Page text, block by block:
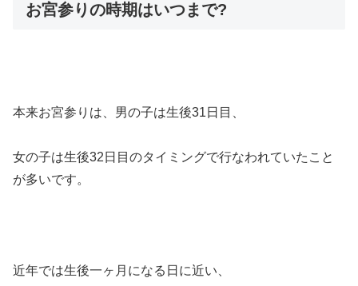
お宮参りの時期はいつまで?
本来お宮参りは、男の子は生後31日目、
女の子は生後32日目のタイミングで行なわれていたこと
が多いです。
近年では生後一ヶ月になる日に近い、